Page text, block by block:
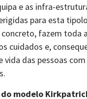
e as infra-
para esta
fazem toda
cuidados e,
vida das pessoas
modelo